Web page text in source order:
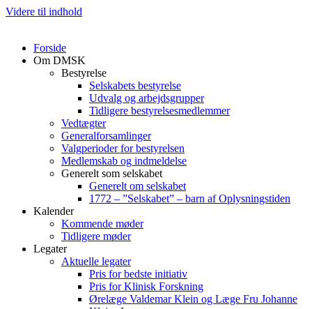
Videre til indhold
Forside
Om DMSK
Bestyrelse
Selskabets bestyrelse
Udvalg og arbejdsgrupper
Tidligere bestyrelsesmedlemmer
Vedtægter
Generalforsamlinger
Valgperioder for bestyrelsen
Medlemskab og indmeldelse
Generelt som selskabet
Generelt om selskabet
1772 – ”Selskabet” – barn af Oplysningstiden
Kalender
Kommende møder
Tidligere møder
Legater
Aktuelle legater
Pris for bedste initiativ
Pris for Klinisk Forskning
Ørelæge Valdemar Klein og Læge Fru Johanne